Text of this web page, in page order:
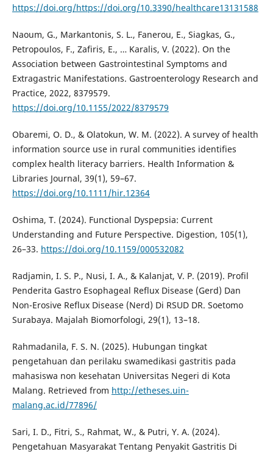
https://doi.org/https://doi.org/10.3390/healthcare13131588
Naoum, G., Markantonis, S. L., Fanerou, E., Siagkas, G.,
Petropoulos, F., Zafiris, E., … Karalis, V. (2022). On the
Association between Gastrointestinal Symptoms and
Extragastric Manifestations. Gastroenterology Research and
Practice, 2022, 8379579.
https://doi.org/10.1155/2022/8379579
Obaremi, O. D., & Olatokun, W. M. (2022). A survey of health
information source use in rural communities identifies
complex health literacy barriers. Health Information &
Libraries Journal, 39(1), 59–67.
https://doi.org/10.1111/hir.12364
Oshima, T. (2024). Functional Dyspepsia: Current
Understanding and Future Perspective. Digestion, 105(1),
26–33. https://doi.org/10.1159/000532082
Radjamin, I. S. P., Nusi, I. A., & Kalanjat, V. P. (2019). Profil
Penderita Gastro Esophageal Reflux Disease (Gerd) Dan
Non-Erosive Reflux Disease (Nerd) Di RSUD DR. Soetomo
Surabaya. Majalah Biomorfologi, 29(1), 13–18.
Rahmadanila, F. S. N. (2025). Hubungan tingkat
pengetahuan dan perilaku swamedikasi gastritis pada
mahasiswa non kesehatan Universitas Negeri di Kota
Malang. Retrieved from http://etheses.uin-
malang.ac.id/77896/
Sari, I. D., Fitri, S., Rahmat, W., & Putri, Y. A. (2024).
Pengetahuan Masyarakat Tentang Penyakit Gastritis Di